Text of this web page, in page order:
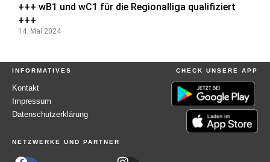
+++ wB1 und wC1 für die Regionalliga qualifiziert
+++
14. Mai 2024
INFORMATIVES
Kontakt
Impressum
Datenschutzerklärung
CHECK UNSERE APP
NETZWERKE UND PARTNER